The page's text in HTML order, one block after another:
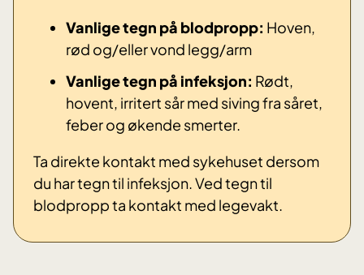
Vanlige tegn på blodpropp: Hoven,
rød og/eller vond legg/arm
Vanlige tegn på infeksjon: Rødt,
hovent, irritert sår med siving fra såret,
feber og økende smerter.
Ta direkte kontakt med sykehuset dersom
du har tegn til infeksjon. Ved tegn til
blodpropp ta kontakt med legevakt.